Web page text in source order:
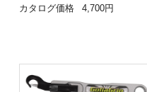
カタログ価格
4,700円